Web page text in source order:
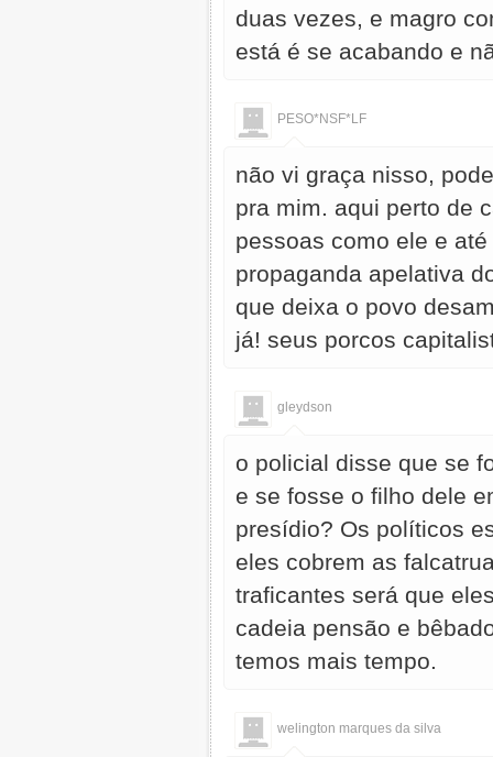
duas vezes, e magro
está é se acabando e
PESO*NSF*LF
não vi graça nisso,
pra mim. aqui perto de
pessoas como ele e
propaganda apelativa
que deixa o povo
já! seus porcos
gleydson
o policial disse que se
e se fosse o filho dele
presídio? Os políticos
eles cobrem as
traficantes será que
cadeia pensão e
temos mais tempo.
welington marques da silva